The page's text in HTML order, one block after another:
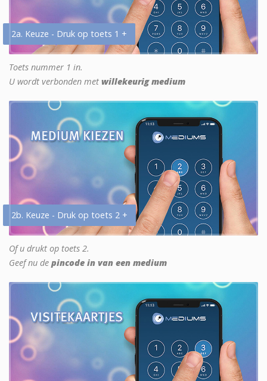
2a. Keuze - Druk op toets 1 +
Toets nummer 1 in.
U wordt verbonden met willekeurig medium
2b. Keuze - Druk op toets 2 +
Of u drukt op toets 2.
Geef nu de pincode in van een medium